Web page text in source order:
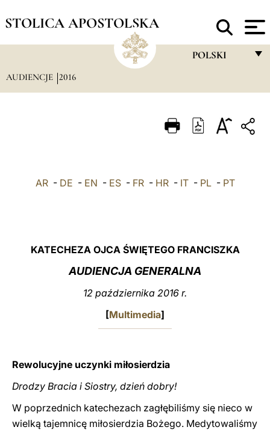
STOLICA APOSTOLSKA
POLSKI
ITALIANO
中文
AUDIENCJE 2016
AR- DE - EN - ES- FR- HR- IT- PL- PT
KATECHEZA OJCA ŚWIĘTEGO FRANCISZKA
AUDIENCJA GENERALNA
12 października 2016 r.
[Multimedia]
Rewolucyjne uczynki miłosierdzia
Drodzy Bracia i Siostry, dzień dobry!
W poprzednich katechezach zagłębiliśmy się nieco w
wielką tajemnicę miłosierdzia Bożego. Medytowaliśmy